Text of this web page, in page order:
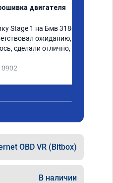
двигателя
Stage 1 на Бмв 318d,
ожиданию, все
сделали отлично, то
OBD VR (Bitbox)
В наличии